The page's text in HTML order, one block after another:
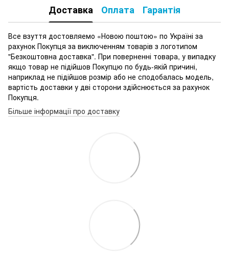
Доставка Оплата Гарантія
Все взуття достовляемо «Новою поштою» по Україні за
рахунок Покупця за виключенням товарів з логотипом
"Безкоштовна доставка". При поверненні товара, у випадку
якщо товар не підійшов Покупцю по будь-якій причині,
наприклад не підійшов розмір або не сподобалась модель,
вартість доставки у дві сторони здійснюється за рахунок
Покупця.
Більше інформації про доставку